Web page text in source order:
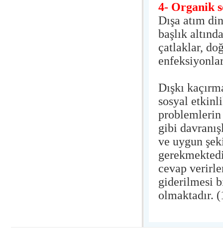
4- Organik
Dışa atım
başlık
çatlaklar,
Dışkı
sosyal
problemlerin
gibi
ve uygun
cevap
giderilmesi
olmaktadır.